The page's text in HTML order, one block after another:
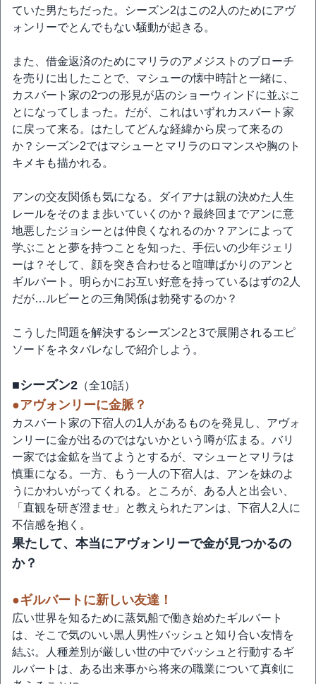
ていた男たちだった。シーズン2はこの2人のためにアヴ
ォンリーでとんでもない騒動が起きる。
また、借金返済のためにマリラのアメジストのブローチ
を売りに出したことで、マシューの懐中時計と一緒に、
カスバート家の2つの形見が店のショーウィンドに並ぶこ
とになってしまった。だが、これはいずれカスバート家
に戻って来る。はたしてどんな経緯から戻って来るの
か？シーズン2ではマシューとマリラのロマンスや胸のト
キメキも描かれる。
アンの交友関係も気になる。ダイアナは親の決めた人生
レールをそのまま歩いていくのか？最終回までアンに意
地悪したジョシーとは仲良くなれるのか？アンによって
学ぶことと夢を持つことを知った、手伝いの少年ジェリ
ーは？そして、顔を突き合わせると喧嘩ばかりのアンと
ギルバート。明らかにお互い好意を持っているはずの2人
だが…ルビーとの三角関係は勃発するのか？
こうした問題を解決するシーズン2と3で展開されるエピ
ソードをネタバレなしで紹介しよう。
■シーズン2 （全10話）
●アヴォンリーに金脈？
カスバート家の下宿人の1人があるものを発見し、アヴォ
ンリーに金が出るのではないかという噂が広まる。バリ
ー家では金鉱を当てようとするが、マシューとマリラは
慎重になる。一方、もう一人の下宿人は、アンを妹のよ
うにかわいがってくれる。ところが、ある人と出会い、
「直観を研ぎ澄ませ」と教えられたアンは、下宿人2人に
不信感を抱く。
果たして、本当にアヴォンリーで金が見つかるの
か？
●ギルバートに新しい友達！
広い世界を知るために蒸気船で働き始めたギルバート
は、そこで気のいい黒人男性バッシュと知り合い友情を
結ぶ。人種差別が厳しい世の中でバッシュと行動するギ
ルバートは、ある出来事から将来の職業について真剣に